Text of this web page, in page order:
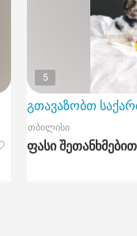
5
გთავაზობთ
თბილისი
ფასი შეთანხმებით